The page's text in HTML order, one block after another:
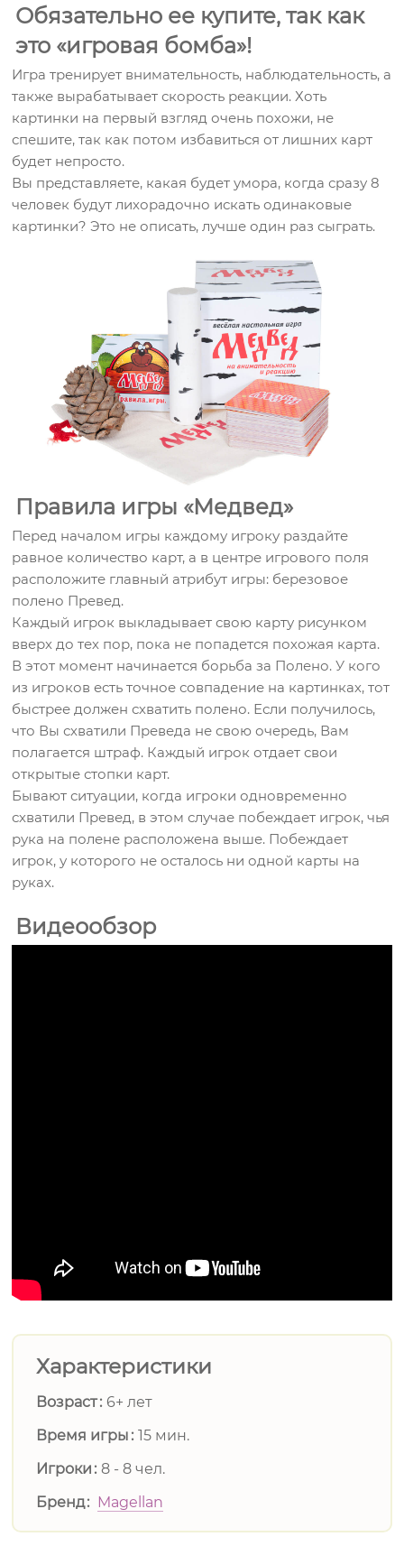
Обязательно ее купите, так как
это «игровая бомба»!
Игра тренирует внимательность, наблюдательность, а
также вырабатывает скорость реакции. Хоть
картинки на первый взгляд очень похожи, не
спешите, так как потом избавиться от лишних карт
будет непросто.
Вы представляете, какая будет умора, когда сразу 8
человек будут лихорадочно искать одинаковые
картинки? Это не описать, лучше один раз сыграть.
Правила игры «Медвед»
Перед началом игры каждому игроку раздайте
равное количество карт, а в центре игрового поля
расположите главный атрибут игры: березовое
полено Превед.
Каждый игрок выкладывает свою карту рисунком
вверх до тех пор, пока не попадется похожая карта.
В этот момент начинается борьба за Полено. У кого
из игроков есть точное совпадение на картинках, тот
быстрее должен схватить полено. Если получилось,
что Вы схватили Преведа не свою очередь, Вам
полагается штраф. Каждый игрок отдает свои
открытые стопки карт.
Бывают ситуации, когда игроки одновременно
схватили Превед, в этом случае побеждает игрок, чья
рука на полене расположена выше. Побеждает
игрок, у которого не осталось ни одной карты на
руках.
Видеообзор
Характеристики
Возраст 6+ лет
Время игры 15 мин.
Игроки 8 - 8 чел.
Бренд
Magellan